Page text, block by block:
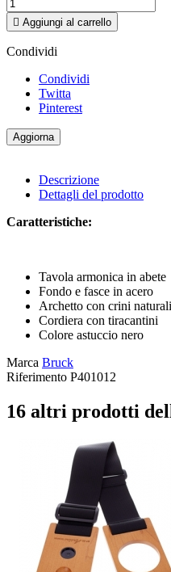
 Aggiungi al carrello
Condividi
Condividi
Twitta
Pinterest
Descrizione
Dettagli del prodotto
Caratteristiche:
Tavola armonica in abete
Fondo e fasce in acero
Archetto con crini naturali
Cordiera con tiracantini
Colore astuccio nero
Marca Bruck
Riferimento P401012
16 altri prodotti